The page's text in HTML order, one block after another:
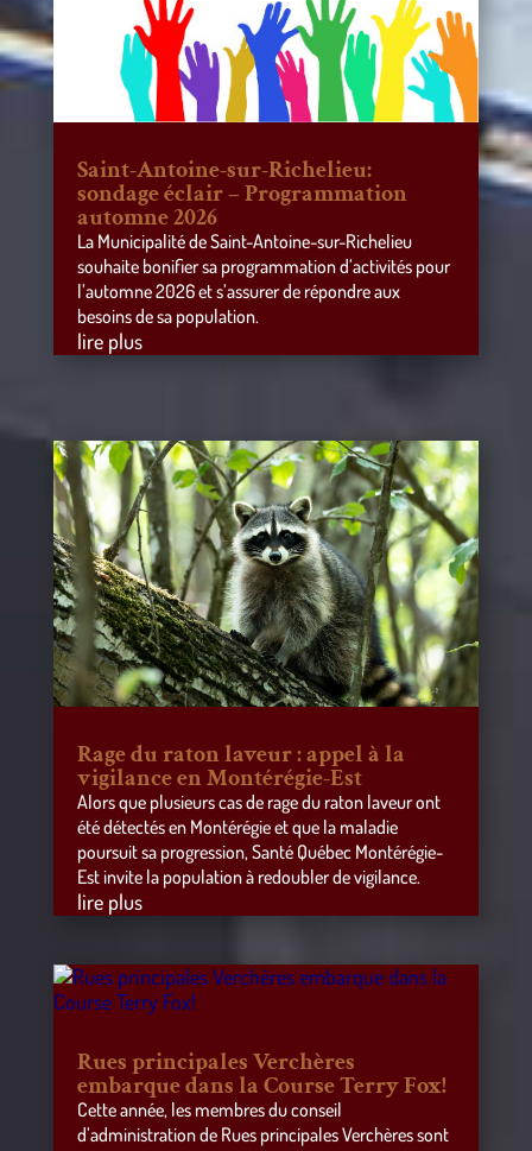
Saint-Antoine-sur-Richelieu:
sondage éclair – Programmation
automne 2026
La Municipalité de Saint-Antoine-sur-Richelieu
souhaite bonifier sa programmation d’activités pour
l’automne 2026 et s’assurer de répondre aux
besoins de sa population.
lire plus
Rage du raton laveur : appel à la
vigilance en Montérégie-Est
Alors que plusieurs cas de rage du raton laveur ont
été détectés en Montérégie et que la maladie
poursuit sa progression, Santé Québec Montérégie-
Est invite la population à redoubler de vigilance.
lire plus
Rues principales Verchères
embarque dans la Course Terry Fox!
Cette année, les membres du conseil
d’administration de Rues principales Verchères sont